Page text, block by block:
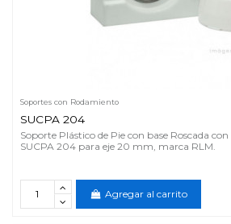
Soportes con Rodamiento
SUCPA 204
Soporte Plástico de Pie con base Roscada
SUCPA 204 para eje 20 mm, marca RLM.
Agregar al carrito